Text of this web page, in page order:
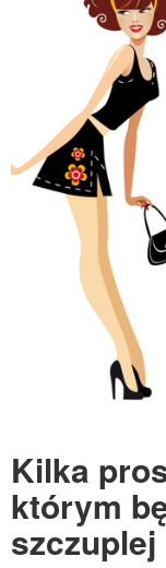
Kilka
którym
szczuplej